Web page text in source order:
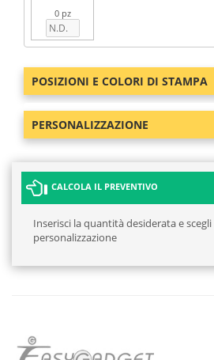
0 pz
POSIZIONI E COLORI DI STAMPA
PERSONALIZZAZIONE
CALCOLA IL PREVENTIVO
Inserisci la quantità desiderata e
personalizzazione